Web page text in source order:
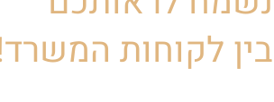
בין לקוחות